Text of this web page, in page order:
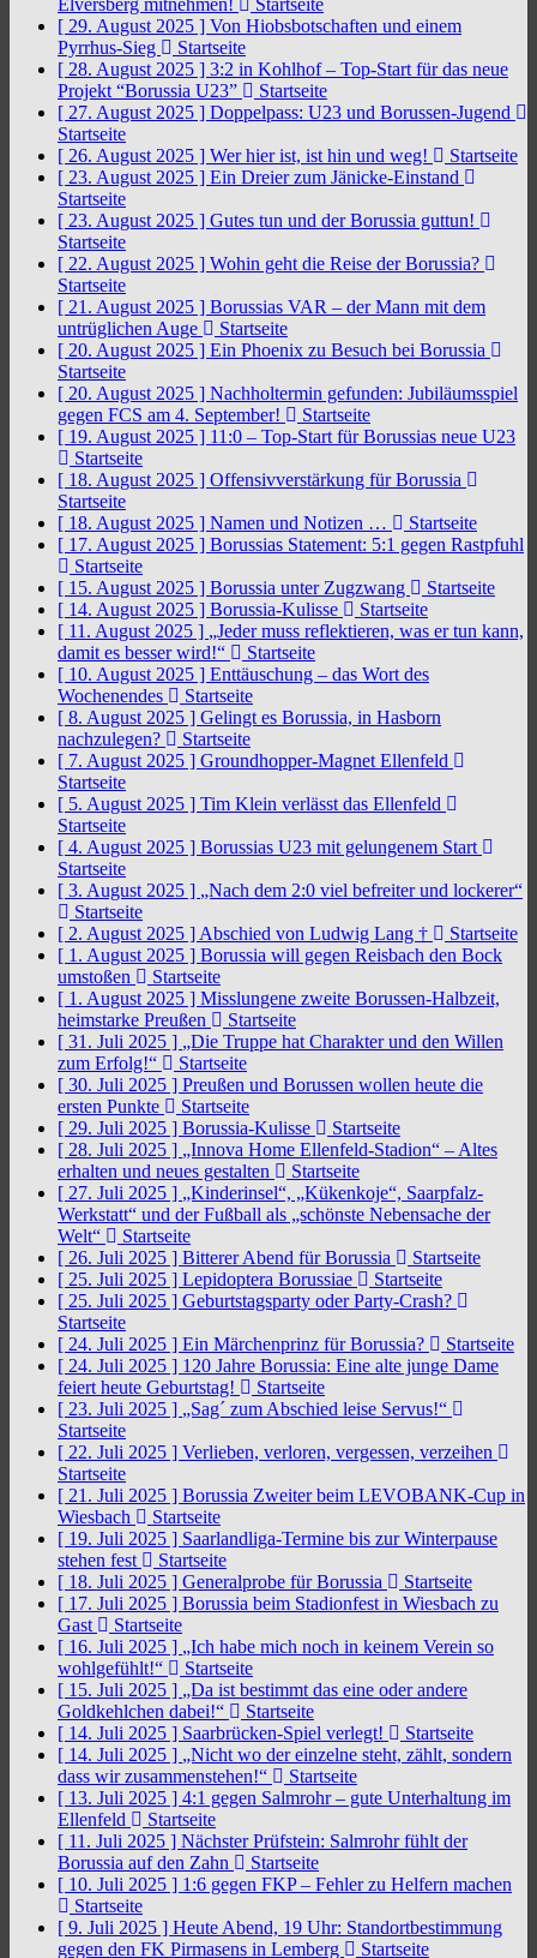
Elversberg mitnehmen!
Startseite
[ 29. August 2025 ] Von Hiobsbotschaften und einem
Pyrrhus-Sieg
Startseite
[ 28. August 2025 ] 3:2 in Kohlhof – Top-Start für das neue
Projekt “Borussia U23”
Startseite
[ 27. August 2025 ] Doppelpass: U23 und Borussen-Jugend
Startseite
[ 26. August 2025 ] Wer hier ist, ist hin und weg!
Startseite
[ 23. August 2025 ] Ein Dreier zum Jänicke-Einstand
Startseite
[ 23. August 2025 ] Gutes tun und der Borussia guttun!
Startseite
[ 22. August 2025 ] Wohin geht die Reise der Borussia?
Startseite
[ 21. August 2025 ] Borussias VAR – der Mann mit dem
untrüglichen Auge
Startseite
[ 20. August 2025 ] Ein Phoenix zu Besuch bei Borussia
Startseite
[ 20. August 2025 ] Nachholtermin gefunden: Jubiläumsspiel
gegen FCS am 4. September!
Startseite
[ 19. August 2025 ] 11:0 – Top-Start für Borussias neue U23
Startseite
[ 18. August 2025 ] Offensivverstärkung für Borussia
Startseite
[ 18. August 2025 ] Namen und Notizen …
Startseite
[ 17. August 2025 ] Borussias Statement: 5:1 gegen Rastpfuhl
Startseite
[ 15. August 2025 ] Borussia unter Zugzwang
Startseite
[ 14. August 2025 ] Borussia-Kulisse
Startseite
[ 11. August 2025 ] „Jeder muss reflektieren, was er tun kann,
damit es besser wird!“
Startseite
[ 10. August 2025 ] Enttäuschung – das Wort des
Wochenendes
Startseite
[ 8. August 2025 ] Gelingt es Borussia, in Hasborn
nachzulegen?
Startseite
[ 7. August 2025 ] Groundhopper-Magnet Ellenfeld
Startseite
[ 5. August 2025 ] Tim Klein verlässt das Ellenfeld
Startseite
[ 4. August 2025 ] Borussias U23 mit gelungenem Start
Startseite
[ 3. August 2025 ] „Nach dem 2:0 viel befreiter und lockerer“
Startseite
[ 2. August 2025 ] Abschied von Ludwig Lang †
Startseite
[ 1. August 2025 ] Borussia will gegen Reisbach den Bock
umstoßen
Startseite
[ 1. August 2025 ] Misslungene zweite Borussen-Halbzeit,
heimstarke Preußen
Startseite
[ 31. Juli 2025 ] „Die Truppe hat Charakter und den Willen
zum Erfolg!“
Startseite
[ 30. Juli 2025 ] Preußen und Borussen wollen heute die
ersten Punkte
Startseite
[ 29. Juli 2025 ] Borussia-Kulisse
Startseite
[ 28. Juli 2025 ] „Innova Home Ellenfeld-Stadion“ – Altes
erhalten und neues gestalten
Startseite
[ 27. Juli 2025 ] „Kinderinsel“, „Kükenkoje“, Saarpfalz-
Werkstatt“ und der Fußball als „schönste Nebensache der
Welt“
Startseite
[ 26. Juli 2025 ] Bitterer Abend für Borussia
Startseite
[ 25. Juli 2025 ] Lepidoptera Borussiae
Startseite
[ 25. Juli 2025 ] Geburtstagsparty oder Party-Crash?
Startseite
[ 24. Juli 2025 ] Ein Märchenprinz für Borussia?
Startseite
[ 24. Juli 2025 ] 120 Jahre Borussia: Eine alte junge Dame
feiert heute Geburtstag!
Startseite
[ 23. Juli 2025 ] „Sag´ zum Abschied leise Servus!“
Startseite
[ 22. Juli 2025 ] Verlieben, verloren, vergessen, verzeihen
Startseite
[ 21. Juli 2025 ] Borussia Zweiter beim LEVOBANK-Cup in
Wiesbach
Startseite
[ 19. Juli 2025 ] Saarlandliga-Termine bis zur Winterpause
stehen fest
Startseite
[ 18. Juli 2025 ] Generalprobe für Borussia
Startseite
[ 17. Juli 2025 ] Borussia beim Stadionfest in Wiesbach zu
Gast
Startseite
[ 16. Juli 2025 ] „Ich habe mich noch in keinem Verein so
wohlgefühlt!“
Startseite
[ 15. Juli 2025 ] „Da ist bestimmt das eine oder andere
Goldkehlchen dabei!“
Startseite
[ 14. Juli 2025 ] Saarbrücken-Spiel verlegt!
Startseite
[ 14. Juli 2025 ] „Nicht wo der einzelne steht, zählt, sondern
dass wir zusammenstehen!“
Startseite
[ 13. Juli 2025 ] 4:1 gegen Salmrohr – gute Unterhaltung im
Ellenfeld
Startseite
[ 11. Juli 2025 ] Nächster Prüfstein: Salmrohr fühlt der
Borussia auf den Zahn
Startseite
[ 10. Juli 2025 ] 1:6 gegen FKP – Fehler zu Helfern machen
Startseite
[ 9. Juli 2025 ] Heute Abend, 19 Uhr: Standortbestimmung
gegen den FK Pirmasens in Lemberg
Startseite